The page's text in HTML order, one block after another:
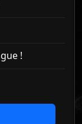
!